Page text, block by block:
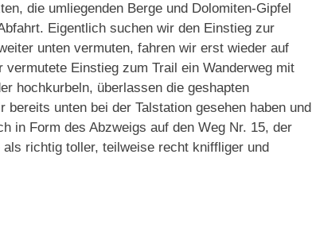
die umliegenden Berge und Dolomiten-Gipfel
Eigentlich suchen wir den Einstieg zur
unten vermuten, fahren wir erst wieder auf
Einstieg zum Trail ein Wanderweg mit
hochkurbeln, überlassen die geshapten
unten bei der Talstation gesehen haben und
in Form des Abzweigs auf den Weg Nr. 15, der
richtig toller, teilweise recht kniffliger und